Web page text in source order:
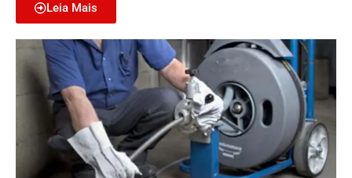
Leia Mais